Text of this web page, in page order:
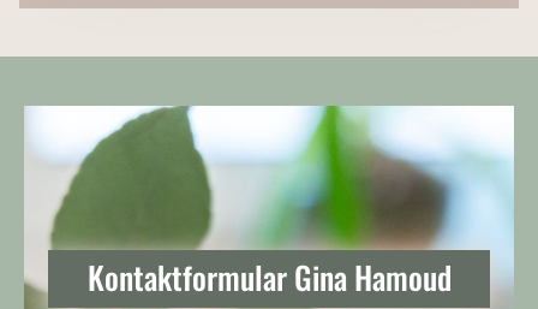
Kontaktformular Gina Hamoud